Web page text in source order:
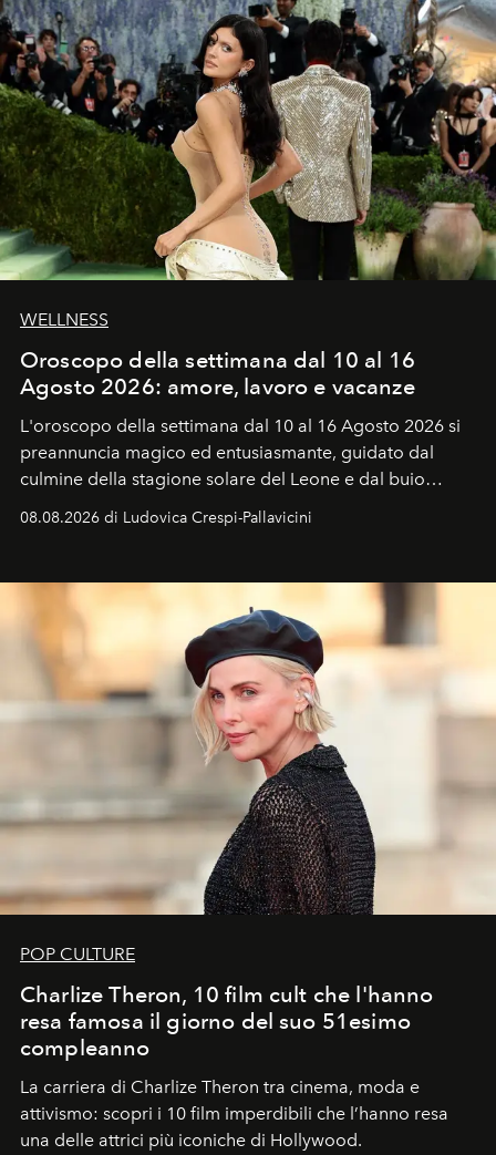
WELLNESS
Oroscopo della settimana dal 10 al 16
Agosto 2026: amore, lavoro e vacanze
L'oroscopo della settimana dal 10 al 16 Agosto 2026 si
preannuncia magico ed entusiasmante, guidato dal
culmine della stagione solare del Leone e dal buio
favorevole della Luna nuova in Leone del 12 agosto,
ideale per la notte delle Perseidi.
08.08.2026 di Ludovica Crespi-Pallavicini
POP CULTURE
Charlize Theron, 10 film cult che l'hanno
resa famosa il giorno del suo 51esimo
compleanno
La carriera di Charlize Theron tra cinema, moda e
attivismo: scopri i 10 film imperdibili che l’hanno resa
una delle attrici più iconiche di Hollywood.